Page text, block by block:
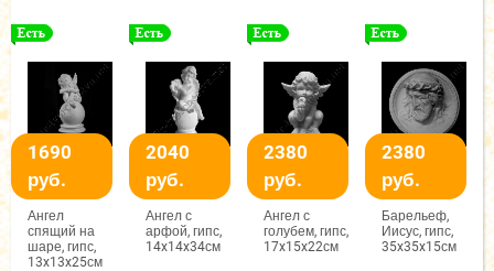
1690
руб.
Ангел
спящий на
шаре, гипс,
13x13x25см
2040
руб.
Ангел с
арфой, гипс,
14x14x34см
2380
руб.
Ангел с
голубем, гипс,
17x15x22см
2380
руб.
Барельеф,
Иисус, гипс,
35x35x15см